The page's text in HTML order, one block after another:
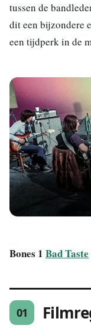
tussen de
dit een bijzondere
een tijdperk in de
Bones 1 Bad Taste
01